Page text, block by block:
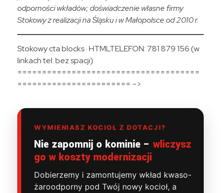
odporności wkładów; doświadczenie własne firmy
Stokowy z realizacji na Śląsku i w Małopolsce od 2010 r.
Stokowy cta blocks · HTMLTELEFON: 781 879 156 (w
linkach tel: bez spacji)
=====================================
======================= –>
WYMIENIASZ KOCIOŁ Z DOTACJI?
Nie zapomnij o kominie – wliczysz
go w koszty modernizacji
Dobierzemy i zamontujemy wkład kwaso-
żaroodporny pod Twój nowy kocioł, a